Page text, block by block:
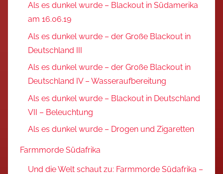
Als es dunkel wurde – Blackout in Südamerika
am 16.06.19
Als es dunkel wurde – der Große Blackout in
Deutschland III
Als es dunkel wurde – der Große Blackout in
Deutschland IV – Wasseraufbereitung
Als es dunkel wurde – Blackout in Deutschland
VII – Beleuchtung
Als es dunkel wurde – Drogen und Zigaretten
Farmmorde Südafrika
Und die Welt schaut zu: Farmmorde Südafrika –